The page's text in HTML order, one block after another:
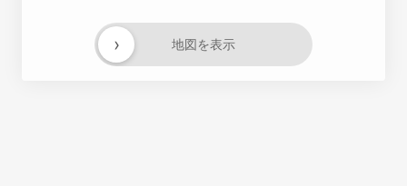
地図を表示
›